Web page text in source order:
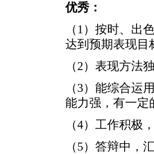
优秀：
（1）按时、出
达到预期表现目
（2）表现方法
（3）能综合运
能力强，有一定
（4）工作积极
（5）答辩中，